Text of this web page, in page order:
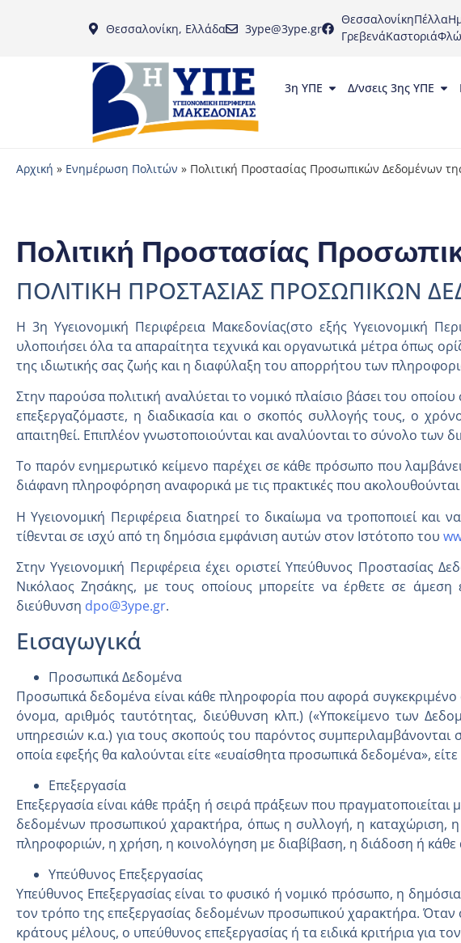
Θεσσαλονίκη, Ελλάδα 3ype@3ype.gr
ΘεσσαλονίκηΠέλλα
ΓρεβενάΚαστοριά
3η ΥΠΕ Δ/νσεις 3ης ΥΠΕ
Αρχική » Ενημέρωση Πολιτών » Πολιτική Προστασίας Προσωπικών Δεδομένων
Πολιτική Προστασίας
ΠΟΛΙΤΙΚΗ ΠΡΟΣΤΑΣΙΑΣ ΠΡΟΣΩΠΙΚΩΝ
Η 3η Υγειονομική Περιφέρεια Μακεδονίας(στο εξής Υγειονομική
υλοποιήσει όλα τα απαραίτητα τεχνικά και οργανωτικά μέτρα όπως
της ιδιωτικής σας ζωής και η διαφύλαξη του απορρήτου των
Στην παρούσα πολιτική αναλύεται το νομικό πλαίσιο βάσει του
επεξεργαζόμαστε, η διαδικασία και ο σκοπός συλλογής τους, ο
απαιτηθεί. Επιπλέον γνωστοποιούνται και αναλύονται το σύνολο των
Το παρόν ενημερωτικό κείμενο παρέχει σε κάθε πρόσωπο που λαμβάνει
διάφανη πληροφόρηση αναφορικά με τις πρακτικές που
Η Υγειονομική Περιφέρεια διατηρεί το δικαίωμα να τροποποιεί
τίθενται σε ισχύ από τη δημόσια εμφάνιση αυτών στον Ιστότοπο του
Στην Υγειονομική Περιφέρεια έχει οριστεί Υπεύθυνος
Νικόλαος Ζησάκης, με τους οποίους μπορείτε να έρθετε σε άμεση
διεύθυνση dpo@3ype.gr.
Εισαγωγικά
Προσωπικά Δεδομένα
Προσωπικά δεδομένα είναι κάθε πληροφορία που αφορά
όνομα, αριθμός ταυτότητας, διεύθυνση κλπ.) («Υποκείμενο των
υπηρεσιών κ.α.) για τους σκοπούς του παρόντος
οποία εφεξής θα καλούνται είτε «ευαίσθητα προσωπικά δεδομένα»,
Επεξεργασία
Επεξεργασία είναι κάθε πράξη ή σειρά πράξεων που
δεδομένων προσωπικού χαρακτήρα, όπως η συλλογή, η
πληροφοριών, η χρήση, η κοινολόγηση με διαβίβαση, η διάδοση ή
Υπεύθυνος Επεξεργασίας
Υπεύθυνος Επεξεργασίας είναι το φυσικό ή νομικό πρόσωπο, η
τον τρόπο της επεξεργασίας δεδομένων προσωπικού χαρακτήρα. Όταν
κράτους μέλους, ο υπεύθυνος επεξεργασίας ή τα ειδικά κριτήρια για